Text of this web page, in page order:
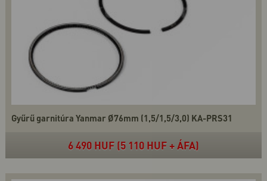
Gyűrű garnitúra Yanmar Ø76mm (1,5/1,5/3,0) KA-PRS31
6 490 HUF (5 110 HUF + ÁFA)